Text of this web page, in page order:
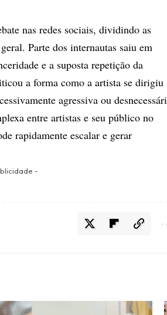
nas redes sociais, dividindo as
Parte dos internautas saiu em
e a suposta repetição da
a forma como a artista se dirigiu
agressiva ou
entre artistas e seu público no
rapidamente escalar e gerar
-